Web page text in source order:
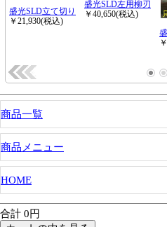
商品一覧
商品メニュー
HOME
合計 0円